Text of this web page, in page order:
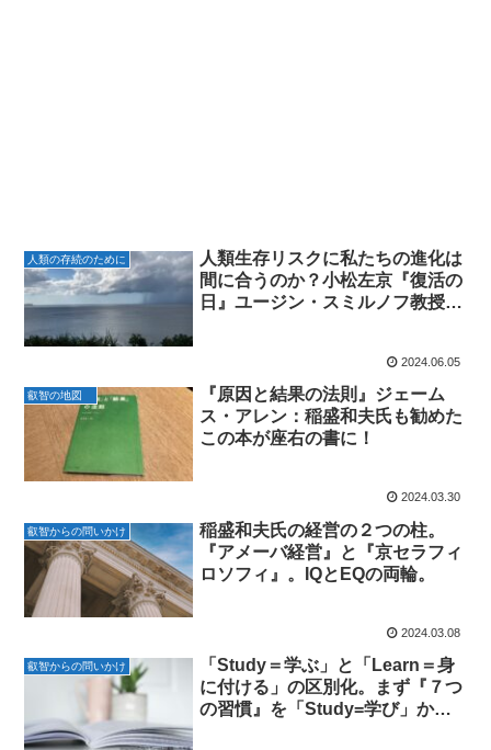
人類の存続のために
人類生存リスクに私たちの進化は
間に合うのか？小松左京『復活の
日』ユージン・スミルノフ教授の
2024.06.05
叡智の地図
『原因と結果の法則』ジェーム
ス・アレン：稲盛和夫氏も勧めた
この本が座右の書に！
2024.03.30
叡智からの問いかけ
稲盛和夫氏の経営の２つの柱。
『アメーバ経営』と『京セラフィ
ロソフィ』。IQとEQの両輪。
2024.03.08
叡智からの問いかけ
「Study＝学ぶ」と「Learn＝身
に付ける」の区別化。まず『７つ
の習慣』を「Study=学び」から